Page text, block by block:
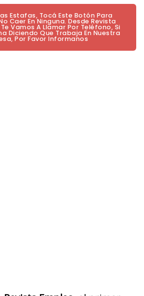
Estafas, Tocá Este Botón Para
Caer En Ninguna. Desde Revista
Te Vamos A Llamar Por Teléfono, Si
Diciendo Que Trabaja En Nuestra
Por Favor Informanos